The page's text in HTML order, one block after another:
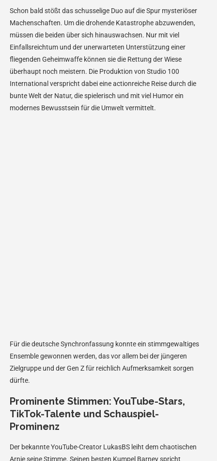
Schon bald stößt das schusselige Duo auf die Spur mysteriöser
Machenschaften. Um die drohende Katastrophe abzuwenden,
müssen die beiden über sich hinauswachsen. Nur mit viel
Einfallsreichtum und der unerwarteten Unterstützung einer
fliegenden Geheimwaffe können sie die Rettung der Wiese
überhaupt noch meistern. Die Produktion von Studio 100
International verspricht dabei eine actionreiche Reise durch die
bunte Welt der Natur, die spielerisch und mit viel Humor ein
modernes Bewusstsein für die Umwelt vermittelt.
Für die deutsche Synchronfassung konnte ein stimmgewaltiges
Ensemble gewonnen werden, das vor allem bei der jüngeren
Zielgruppe und der Gen Z für reichlich Aufmerksamkeit sorgen
dürfte.
Prominente Stimmen: YouTube-Stars,
TikTok-Talente und Schauspiel-
Prominenz
Der bekannte YouTube-Creator LukasBS leiht dem chaotischen
Arnie seine Stimme. Seinen besten Kumpel Barney spricht